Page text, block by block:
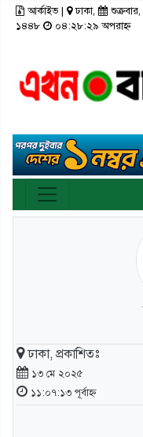
আর্কাইভ| ঢাকা,
১৪৪৮
০৪:২৮:২৯ অপরাহ্ন
রাজনীতি
মতামত
স্বাস্থ্য
সাহিত্য
লাইফস্টাইল
টপ নিউজ
তথ্য-প্রযুক্তি
ঢাকা
বরিশাল
ময়মনসিংহ
ঢাকা, প্রকাশিতঃ
১৩ মে ২০২৫
১১:০৭:১৩ পূর্বাহ্ন